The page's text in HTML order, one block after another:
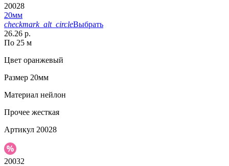
20028
20мм
checkmark_alt_circleВыбрать
26.26 р.
По 25 м
Цвет оранжевый
Размер 20мм
Материал нейлон
Прочее жесткая
Артикул 20028
20032